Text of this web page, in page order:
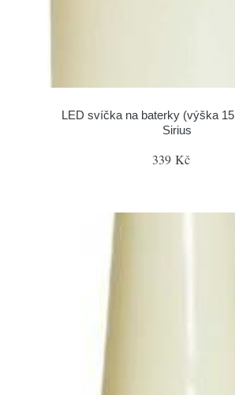
LED svíčka na baterky (výška
Sirius
339 Kč